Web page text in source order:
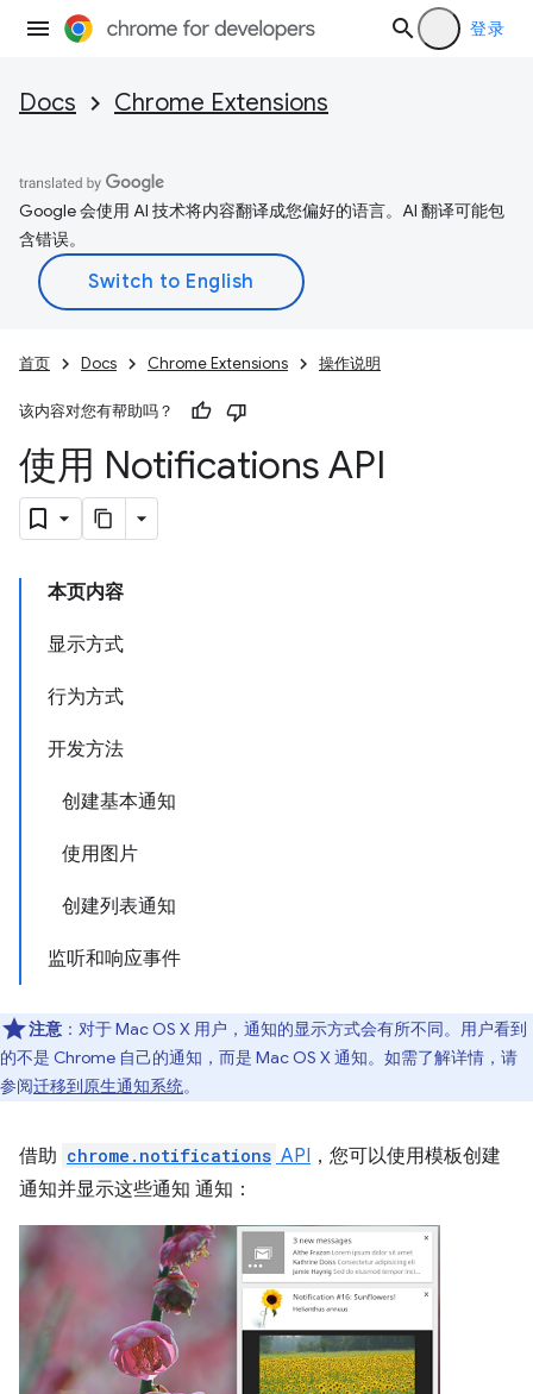
登录
Docs Chrome Extensions
Google 会使用 AI 技术将内容翻译成您偏好的语言。AI 翻译可能包
含错误。
首页 Docs Chrome Extensions 操作说明
该内容对您有帮助吗？
使用 Notifications API
本页内容
显示方式
行为方式
开发方法
创建基本通知
使用图片
创建列表通知
监听和响应事件
注意 ：对于 Mac OS X 用户，通知的显示方式会有所不同。用户看到
的不是 Chrome 自己的通知，而是 Mac OS X 通知。如需了解详情，请
参阅迁移到原生通知系统。
借助 chrome.notifications API ，您可以使用模板创建
通知并显示这些通知 通知：